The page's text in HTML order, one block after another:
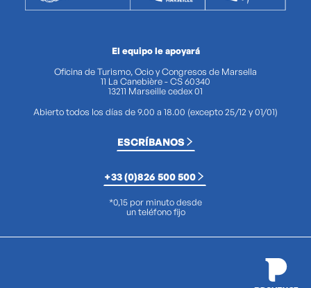
El equipo le apoyará
Oficina de Turismo, Ocio y Congresos de Marsella
11 La Canebière - CS 60340
13211 Marseille cedex 01
Abierto todos los días de 9.00 a 18.00 (excepto 25/12 y 01/01)
ESCRÍBANOS
+33 (0)826 500 500
*0,15 por minuto desde
un teléfono fijo